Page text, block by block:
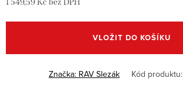
1 549,59 Kč bez DPH
cena:
VLOŽIT DO KOŠÍKU
Značka: RAV Slezák Kód produktu: